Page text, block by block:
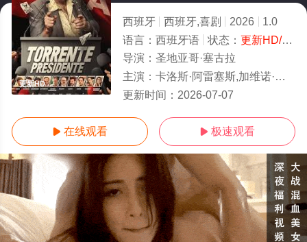
更新HD
西班牙 西班牙,喜剧 2026
1.0
语言： 西班牙语 状态： 更新HD/高清
导演： 圣地亚哥·塞古拉
主演： 卡洛斯·阿雷塞斯,加维诺·迭戈,费尔南多·艾斯特索
更新时间： 2026-07-07
 在线观看  极速观看